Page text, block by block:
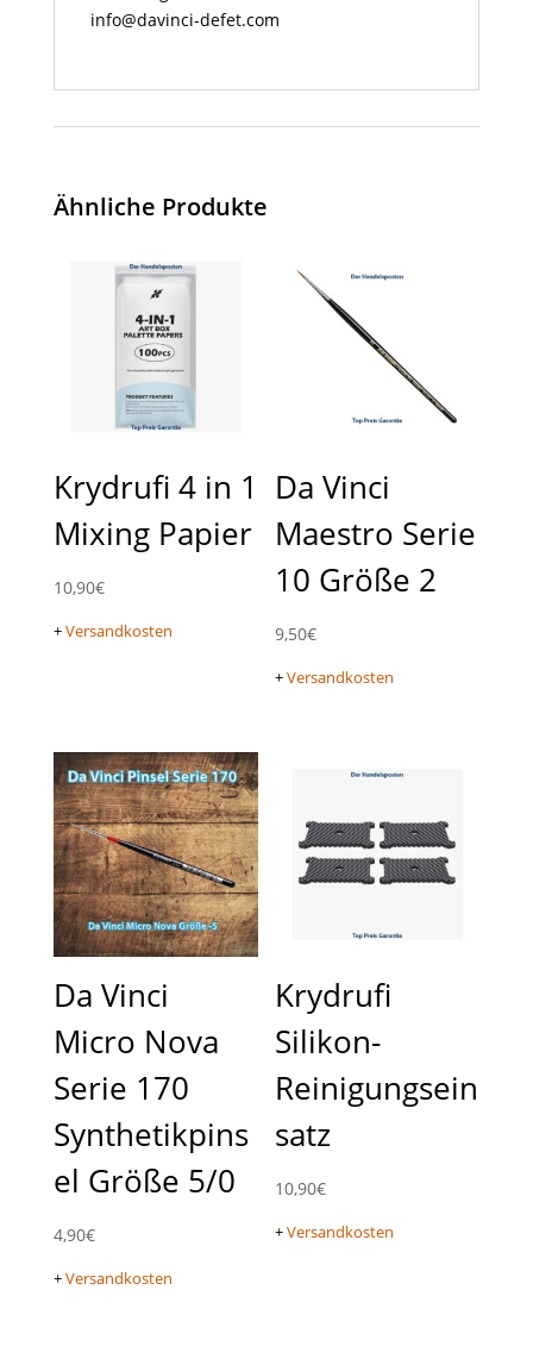
info@davinci-defet.com
Ähnliche Produkte
Krydrufi 4 in 1
Mixing Papier
10,90€
+Versandkosten
Da Vinci
Maestro Serie
10 Größe 2
9,50€
+Versandkosten
Da Vinci
Micro Nova
Serie 170
Synthetikpins
el Größe 5/0
4,90€
+Versandkosten
Krydrufi
Silikon-
Reinigungsein
satz
10,90€
+Versandkosten